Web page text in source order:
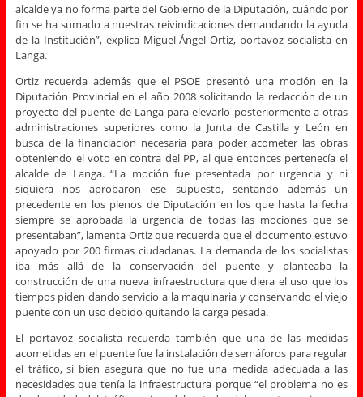
alcalde ya no forma parte del Gobierno de la Diputación, cuándo por
fin se ha sumado a nuestras reivindicaciones demandando la ayuda
de la Institución”, explica Miguel Ángel Ortiz, portavoz socialista en
Langa.
Ortiz recuerda además que el PSOE presentó una moción en la
Diputación Provincial en el año 2008 solicitando la redacción de un
proyecto del puente de Langa para elevarlo posteriormente a otras
administraciones superiores como la Junta de Castilla y León en
busca de la financiación necesaria para poder acometer las obras
obteniendo el voto en contra del PP, al que entonces pertenecía el
alcalde de Langa. “La moción fue presentada por urgencia y ni
siquiera nos aprobaron ese supuesto, sentando además un
precedente en los plenos de Diputación en los que hasta la fecha
siempre se aprobada la urgencia de todas las mociones que se
presentaban”, lamenta Ortiz que recuerda que el documento estuvo
apoyado por 200 firmas ciudadanas. La demanda de los socialistas
iba más allá de la conservación del puente y planteaba la
construcción de una nueva infraestructura que diera el uso que los
tiempos piden dando servicio a la maquinaria y conservando el viejo
puente con un uso debido quitando la carga pesada.
El portavoz socialista recuerda también que una de las medidas
acometidas en el puente fue la instalación de semáforos para regular
el tráfico, si bien asegura que no fue una medida adecuada a las
necesidades que tenía la infraestructura porque “el problema no es